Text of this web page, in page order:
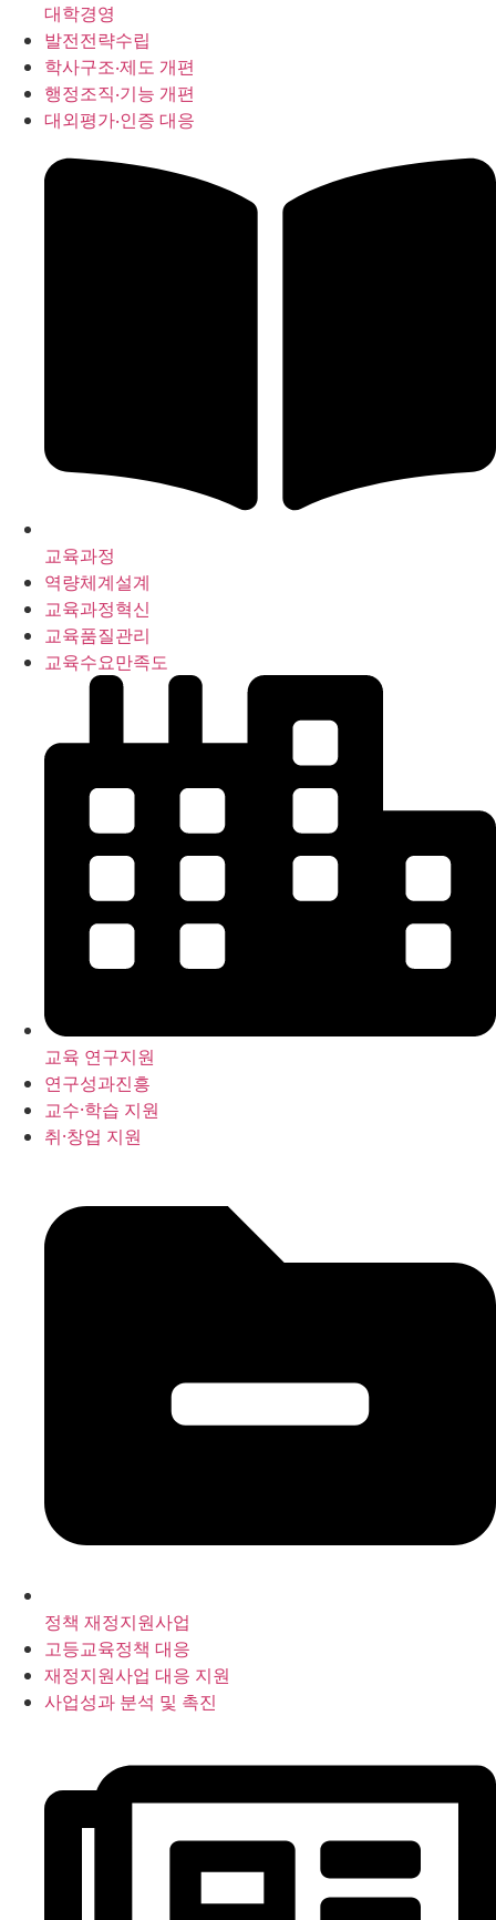
대학경영
발전전략수립
학사구조‧제도 개편
행정조직‧기능 개편
대외평가‧인증 대응
교육과정
역량체계설계
교육과정혁신
교육품질관리
교육수요만족도
교육 연구지원
연구성과진흥
교수·학습 지원
취·창업 지원
정책 재정지원사업
고등교육정책 대응
재정지원사업 대응 지원
사업성과 분석 및 촉진